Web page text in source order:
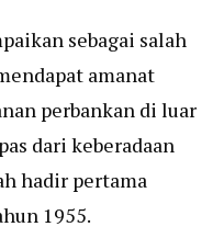
sebagai salah
amanat
perbankan di luar
dari keberadaan
hadir pertama
1955.